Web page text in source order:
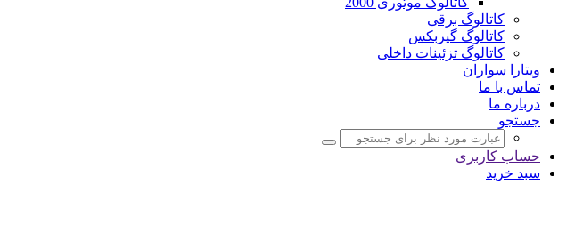
کاتالوگ برقی
کاتالوگ گیربکس
کاتالوگ تزئینات داخلی
ویتارا سواران
تماس با ما
درباره ما
جستجو
حساب کاربری
سبد خرید